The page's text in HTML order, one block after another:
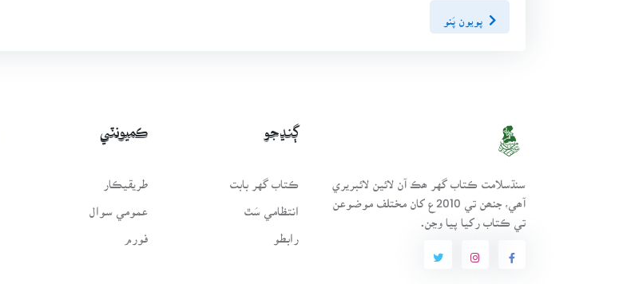
پويون پَنو
سنڌسلامت ڪتاب گهر ھڪ آن لائين لائبريري
آھي، جنھن تي 2010ع کان مختلف موضوعن
تي ڪتاب رکيا پيا وڃن.
ڳنڍجو
ڪتاب گهر بابت
انتظامي سَٿ
رابطو
ڪميونٽي
طريقيڪار
عمومي سوال
فورم